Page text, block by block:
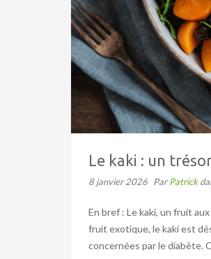
Le kaki : un
8 janvier 2026 ParPatrick
En bref : Le kaki, un fruit
fruit exotique, le kaki est
concernées par le diabète.